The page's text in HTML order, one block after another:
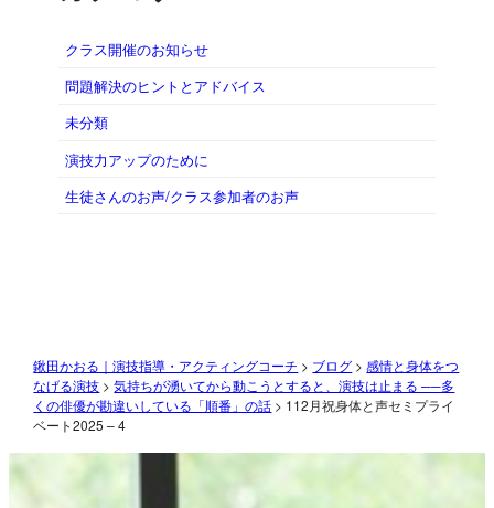
クラス開催のお知らせ
問題解決のヒントとアドバイス
未分類
演技力アップのために
生徒さんのお声/クラス参加者のお声
鍬田かおる｜演技指導・アクティングコーチ > ブログ >感情と身体をつ
なげる演技 >気持ちが湧いてから動こうとすると、演技は止まる ──多
くの俳優が勘違いしている「順番」の話 > 112月祝身体と声セミプライ
ベート2025 – 4